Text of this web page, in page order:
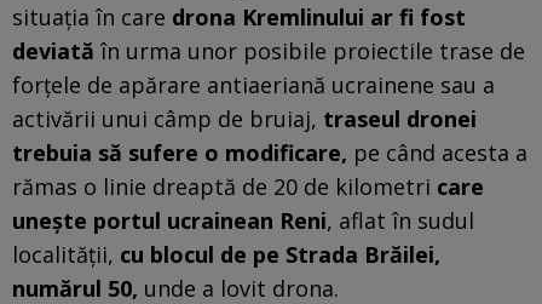
situația în care drona Kremlinului ar fi fost
deviată în urma unor posibile proiectile trase de
forțele de apărare antiaeriană ucrainene sau a
activării unui câmp de bruiaj, traseul dronei
trebuia să sufere o modificare, pe când acesta a
rămas o linie dreaptă de 20 de kilometri care
unește portul ucrainean Reni, aflat în sudul
localității, cu blocul de pe Strada Brăilei,
numărul 50, unde a lovit drona.